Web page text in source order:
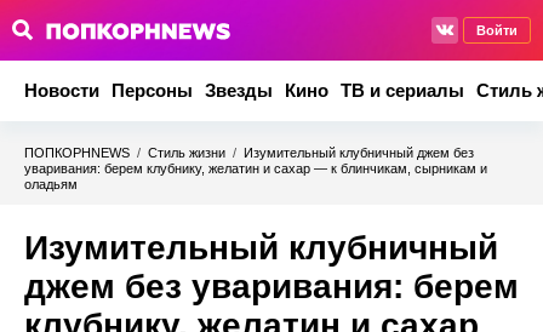
Войти
Новости Персоны Звезды Кино ТВ и сериалы Стиль
ПОПКОРНNEWS / Стиль жизни / Изумительный клубничный джем без
уваривания: берем клубнику, желатин и сахар — к блинчикам, сырникам и
оладьям
Изумительный клубничный
джем без уваривания: берем